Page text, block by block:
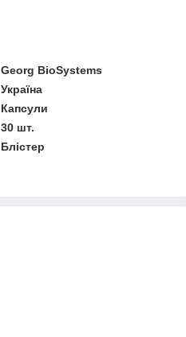
Georg BioSystems
Україна
Капсули
30 шт.
Блістер